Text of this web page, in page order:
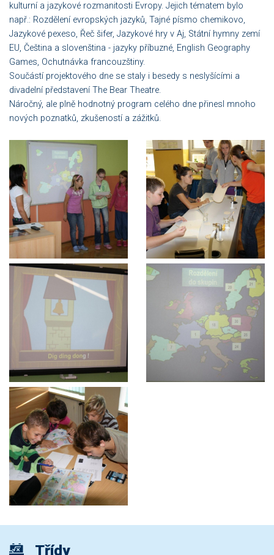
kulturní a jazykové rozmanitosti Evropy. Jejich tématem bylo
např.: Rozdělení evropských jazyků, Tajné písmo chemikovo,
Jazykové pexeso, Řeč šifer, Jazykové hry v Aj, Státní hymny zemí
EU, Čeština a slovenština - jazyky příbuzné, English Geography
Games, Ochutnávka francouzštiny.
Součástí projektového dne se staly i besedy s neslyšícími a
divadelní představení The Bear Theatre.
Náročný, ale plně hodnotný program celého dne přinesl mnoho
nových poznatků, zkušeností a zážitků.
Třídy